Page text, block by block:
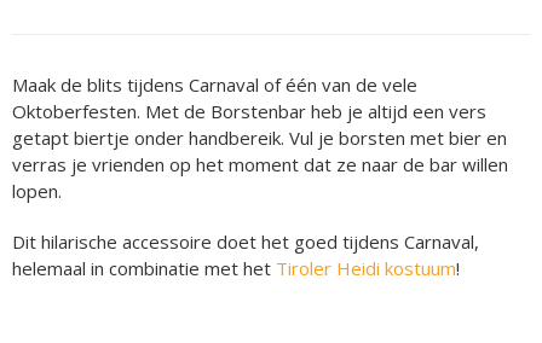
Maak de blits tijdens Carnaval of één van de vele
Oktoberfesten. Met de Borstenbar heb je altijd een vers
getapt biertje onder handbereik. Vul je borsten met bier en
verras je vrienden op het moment dat ze naar de bar willen
lopen.
Dit hilarische accessoire doet het goed tijdens Carnaval,
helemaal in combinatie met het Tiroler Heidi kostuum!